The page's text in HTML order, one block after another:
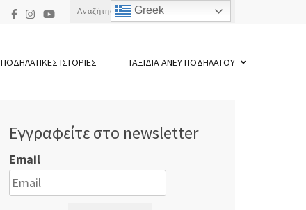
Αναζήτηση
ΠΟΔΗΛΑΤΙΚΕΣ ΙΣΤΟΡΙΕΣ ΤΑΞΙΔΙΑ ΑΝΕΥ ΠΟΔΗΛΑΤΟΥ
Εγγραφείτε στο newsletter
Email
Greek